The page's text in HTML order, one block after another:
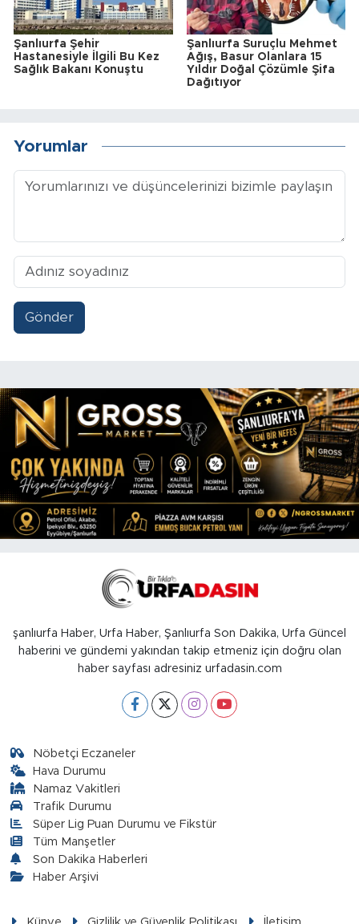
Şanlıurfa Şehir
Hastanesiyle İlgili Bu Kez
Sağlık Bakanı Konuştu
Şanlıurfa Suruçlu Mehmet
Ağış, Basur Olanlara 15
Yıldır Doğal Çözümle Şifa
Dağıtıyor
Yorumlar
Gönder
şanlıurfa Haber, Urfa Haber, Şanlıurfa Son Dakika, Urfa Güncel
haberini ve gündemi yakından takip etmeniz için doğru olan
haber sayfası adresiniz urfadasin.com
Nöbetçi Eczaneler
Hava Durumu
Namaz Vakitleri
Trafik Durumu
Süper Lig Puan Durumu ve Fikstür
Tüm Manşetler
Son Dakika Haberleri
Haber Arşivi